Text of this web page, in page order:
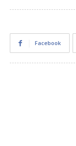
Facebook